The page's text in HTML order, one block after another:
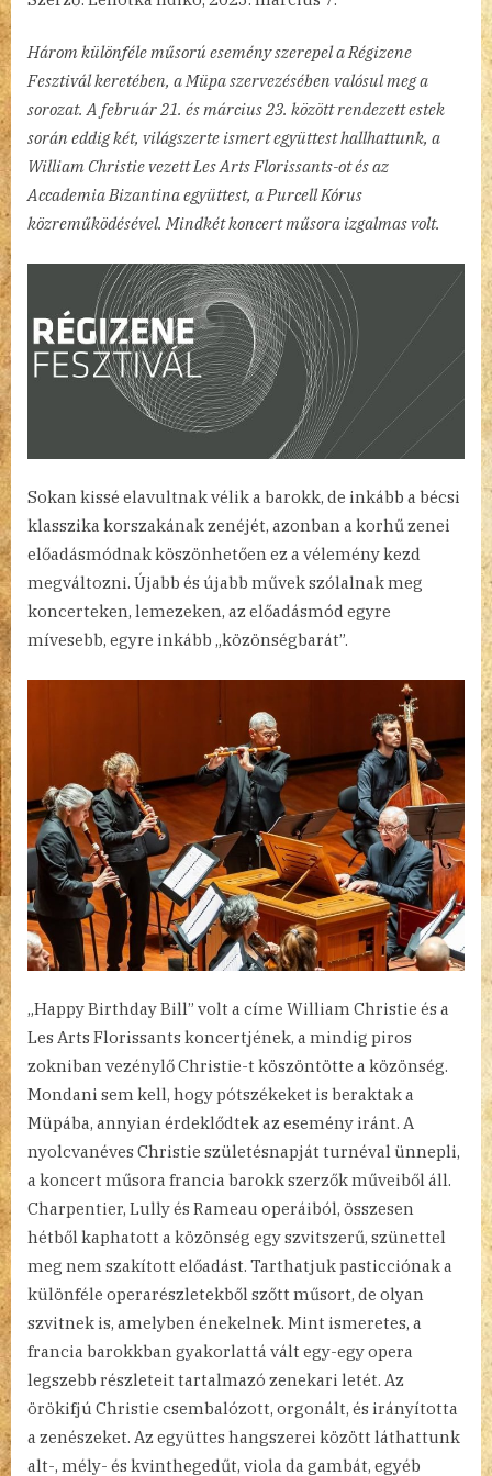
Három különféle műsorú esemény szerepel a Régizene
Fesztivál keretében, a Müpa szervezésében valósul meg a
sorozat. A február 21. és március 23. között rendezett estek
során eddig két, világszerte ismert együttest hallhattunk, a
William Christie vezett Les Arts Florissants-ot és az
Accademia Bizantina együttest, a Purcell Kórus
közreműködésével. Mindkét koncert műsora izgalmas volt.
Sokan kissé elavultnak vélik a barokk, de inkább a bécsi
klasszika korszakának zenéjét, azonban a korhű zenei
előadásmódnak köszönhetően ez a vélemény kezd
megváltozni. Újabb és újabb művek szólalnak meg
koncerteken, lemezeken, az előadásmód egyre
mívesebb, egyre inkább „közönségbarát”.
„Happy Birthday Bill” volt a címe William Christie és a
Les Arts Florissants koncertjének, a mindig piros
zokniban vezénylő Christie-t köszöntötte a közönség.
Mondani sem kell, hogy pótszékeket is beraktak a
Müpába, annyian érdeklődtek az esemény iránt. A
nyolcvanéves Christie születésnapját turnéval ünnepli,
a koncert műsora francia barokk szerzők műveiből áll.
Charpentier, Lully és Rameau operáiból, összesen
hétből kaphatott a közönség egy szvitszerű, szünettel
meg nem szakított előadást. Tarthatjuk pasticciónak a
különféle operarészletekből szőtt műsort, de olyan
szvitnek is, amelyben énekelnek. Mint ismeretes, a
francia barokkban gyakorlattá vált egy-egy opera
legszebb részleteit tartalmazó zenekari letét. Az
örökifjú Christie csembalózott, orgonált, és irányította
a zenészeket. Az együttes hangszerei között láthattunk
alt-, mély- és kvinthegedűt, viola da gambát, egyéb